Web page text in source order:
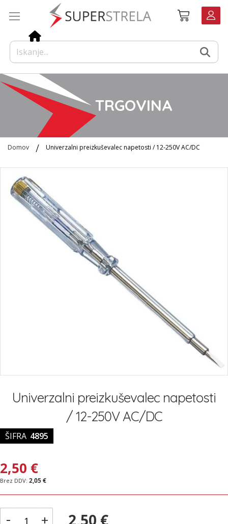
Košarica
TRGOVINA
Domov Univerzalni preizkuševalec napetosti / 12-250V AC/DC
konec
galerije
začetekUniverzalni preizkuševalec napetosti
/ 12-250V AC/DC
ŠIFRA 4895
2,50 €
2,05 €
- + 2,50 €